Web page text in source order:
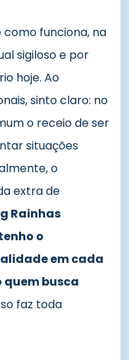
funciona, na
sigiloso e por
hoje. Ao
sinto claro: no
o receio de ser
situações
o
extra de
Rainhas
o
em cada
busca
faz toda